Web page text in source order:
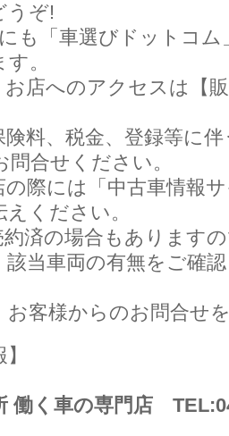
うぞ!
も「車選びドットコ
。
お店へのアクセスは【
料、税金、登録等に
合せください。
の際には「中古車情報
ください。
約済の場合もあります
該当車両の有無をご確
お客様からのお問合せ
】
働く車の専門店